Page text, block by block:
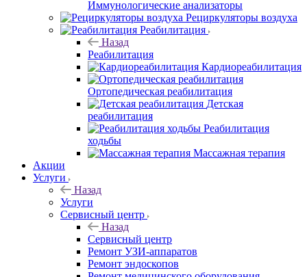
Иммунологические анализаторы
Рециркуляторы воздуха
Реабилитация
Назад
Реабилитация
Кардиореабилитация
Ортопедическая реабилитация
Детская
реабилитация
Реабилитация
ходьбы
Массажная терапия
Акции
Услуги
Назад
Услуги
Сервисный центр
Назад
Сервисный центр
Ремонт УЗИ-аппаратов
Ремонт эндоскопов